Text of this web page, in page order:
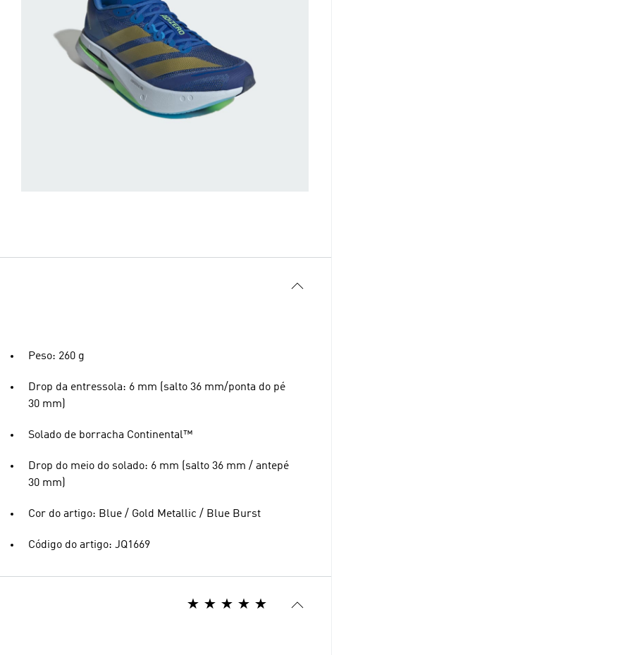
Peso: 260 g
Drop da entressola: 6 mm (salto 36 mm/ponta do pé
30 mm)
Solado de borracha Continental™
Drop do meio do solado: 6 mm (salto 36 mm / antepé
30 mm)
Cor do artigo: Blue / Gold Metallic / Blue Burst
Código do artigo: JQ1669